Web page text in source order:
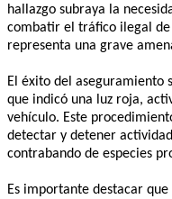
hallazgo subraya la
combatir el tráfico ilegal
representa una grave
El éxito del aseguramiento
que indicó una luz roja,
vehículo. Este
detectar y detener
contrabando de especies
Es importante destacar